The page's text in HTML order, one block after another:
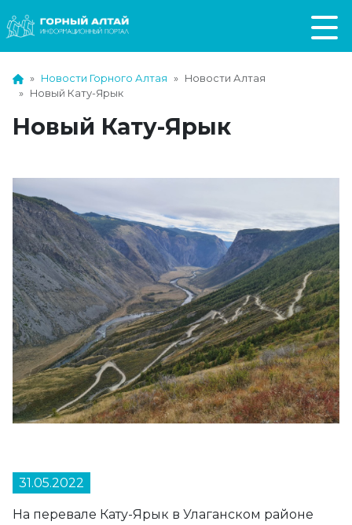
Новости Горного Алтая
Новости Алтая
Новый Кату-Ярык
Новый Кату-Ярык
31.05.2022
На перевале Кату-Ярык в Улаганском районе